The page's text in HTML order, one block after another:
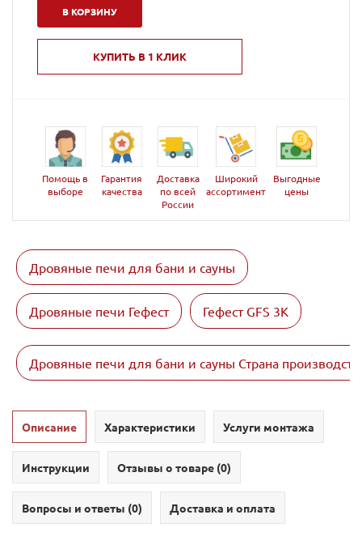
В КОРЗИНУ
КУПИТЬ В 1 КЛИК
Помощь в
выборе
Гарантия
качества
Доставка
по всей
России
Широкий
ассортимент
Выгодные
цены
Дровяные печи для бани и сауны
Дровяные печи Гефест Гефест GFS 3K
Дровяные печи для бани и сауны Страна
Описание Характеристики Услуги монтажа
Инструкции Отзывы о товаре (0)
Вопросы и ответы (0) Доставка и оплата